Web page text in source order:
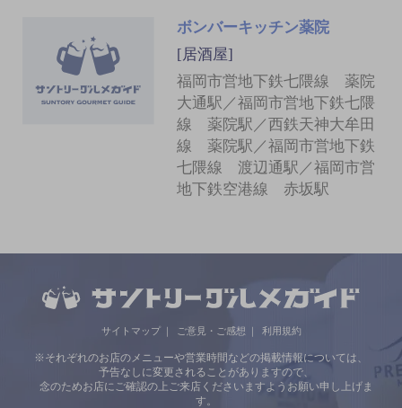
ボンバーキッチン薬院
[居酒屋]
福岡市営地下鉄七隈線 薬院
大通駅／福岡市営地下鉄七隈
線 薬院駅／西鉄天神大牟田
線 薬院駅／福岡市営地下鉄
七隈線 渡辺通駅／福岡市営
地下鉄空港線 赤坂駅
サイトマップ ご意見・ご感想 利用規約
※それぞれのお店のメニューや営業時間などの掲載情報については、
予告なしに変更されることがありますので、
念のためお店にご確認の上ご来店くださいますようお願い申し上げま
す。